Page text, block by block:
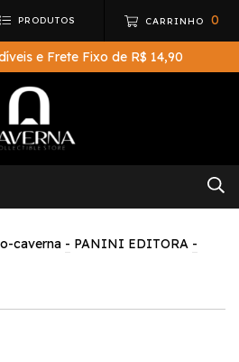
PRODUTOS CARRINHO 0
e Frete Fixo de R$ 14,90
caverna - PANINI EDITORA -